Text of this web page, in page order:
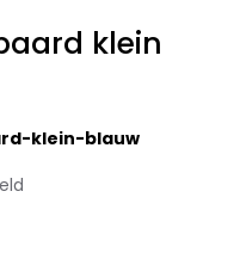
klein
klein-blauw